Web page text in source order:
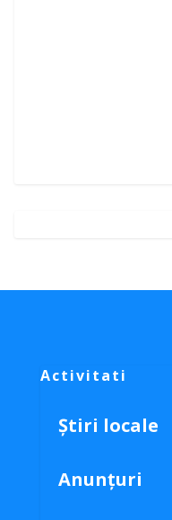
Activitati
Știri locale
Anunțuri